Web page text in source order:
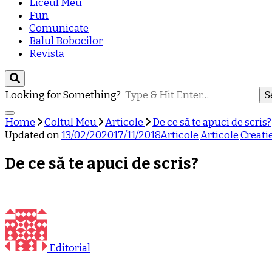
Liceul Meu
Fun
Comunicate
Balul Bobocilor
Revista
Looking for Something?
Home Coltul Meu Articole
De ce să te apuci de scris?
Updated on13/02/202017/11/2018ArticoleArticole
De ce să te apuci de scris?
Editorial